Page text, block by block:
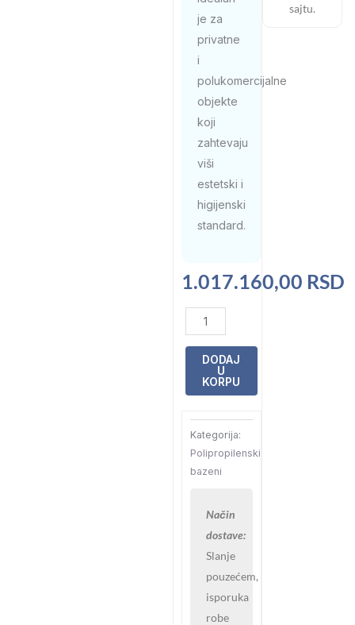
je za
privatne
i
polukomercijalne
objekte
koji
zahtevaju
viši
estetski i
higijenski
standard.
1.017.160,00 RSD
Polipropilenski
bazen
prelivni
model
7x3x1,5
DODAJ
U
KORPU
Kategorija:
Polipropilenski
bazeni
Način
dostave:
Slanje
pouzećem,
isporuka
robe
sajtu.